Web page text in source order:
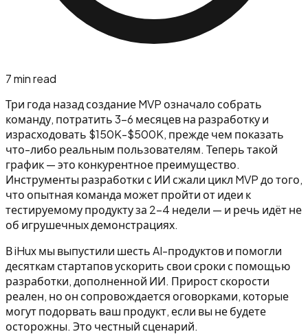
7min read
Три года назад создание MVP означало собрать
команду, потратить 3-6 месяцев на разработку и
израсходовать $150K-$500K, прежде чем показать
что-либо реальным пользователям. Теперь такой
график — это конкурентное преимущество.
Инструменты разработки с ИИ сжали цикл MVP до того,
что опытная команда может пройти от идеи к
тестируемому продукту за 2-4 недели — и речь идёт не
об игрушечных демонстрациях.
В iHux мы выпустили шесть AI-продуктов и помогли
десяткам стартапов ускорить свои сроки с помощью
разработки, дополненной ИИ. Прирост скорости
реален, но он сопровождается оговорками, которые
могут подорвать ваш продукт, если вы не будете
осторожны. Это честный сценарий.